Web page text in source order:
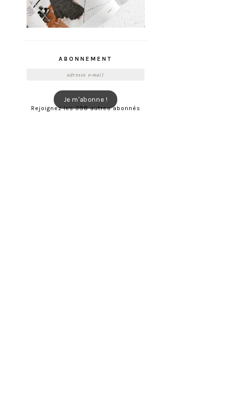
ABONNEMENT
Je m'abonne !
Rejoignez les 398 autres abonnés